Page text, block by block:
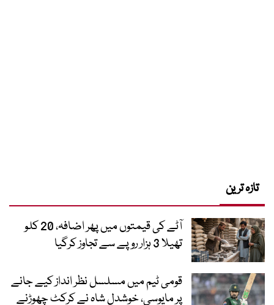
تازہ ترین
آٹے کی قیمتوں میں پھر اضافہ، 20 کلو
تھیلا 3 ہزار روپے سے تجاوز کرگیا
قومی ٹیم میں مسلسل نظر انداز کیے جانے
پر مایوسی، خوشدل شاہ نے کرکٹ چھوڑنے